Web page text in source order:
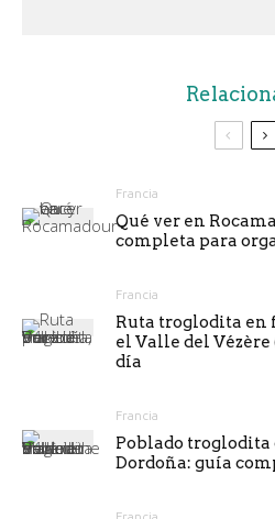
Francia
Qué ver en
completa para
Francia
Ruta troglodita en
el Valle del Vézère
día
Francia
Poblado
Dordoña: guía